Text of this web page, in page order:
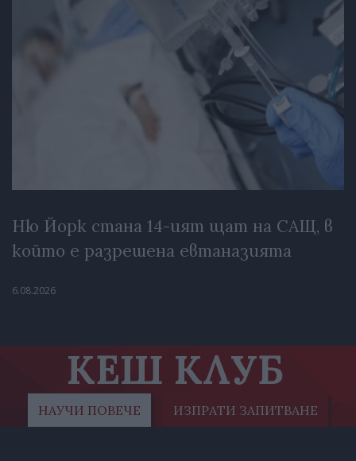
Ню Йорк стана 14-ият щат на САЩ, в
който е разрешена евтаназията
6.08.2026
КЕШ КЛУБ
НАУЧИ ПОВЕЧЕ ИЗПРАТИ ЗАПИТВАНЕ